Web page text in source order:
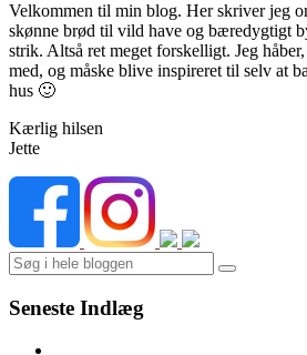
Velkommen til min blog. Her skriver jeg
skønne brød til vild have og bæredygtigt
strik. Altså ret meget forskelligt. Jeg
med, og måske blive inspireret til selv at
hus 🙂
Kærlig hilsen
Jette
Search
Seneste Indlæg